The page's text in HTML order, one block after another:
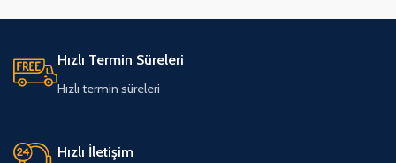
Hızlı Termin Süreleri
Hızlı termin süreleri
Hızlı İletişim